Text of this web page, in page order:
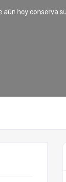
hoy conserva